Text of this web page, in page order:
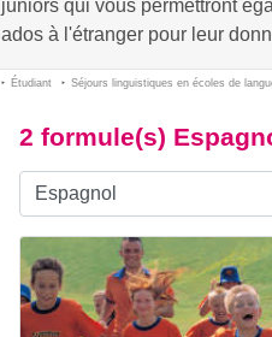
juniors qui vous permettront
ados à l'étranger pour leur
Étudiant Séjours linguistiques en écoles de
2 formule(s)